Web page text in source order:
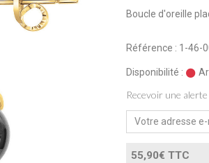
Boucle d'oreille
Référence : 1-46-
Disponibilité :
Recevoir une
55,90€ TTC